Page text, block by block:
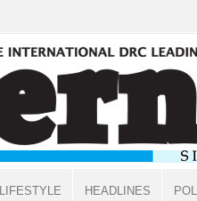
LIFESTYLE HEADLINES